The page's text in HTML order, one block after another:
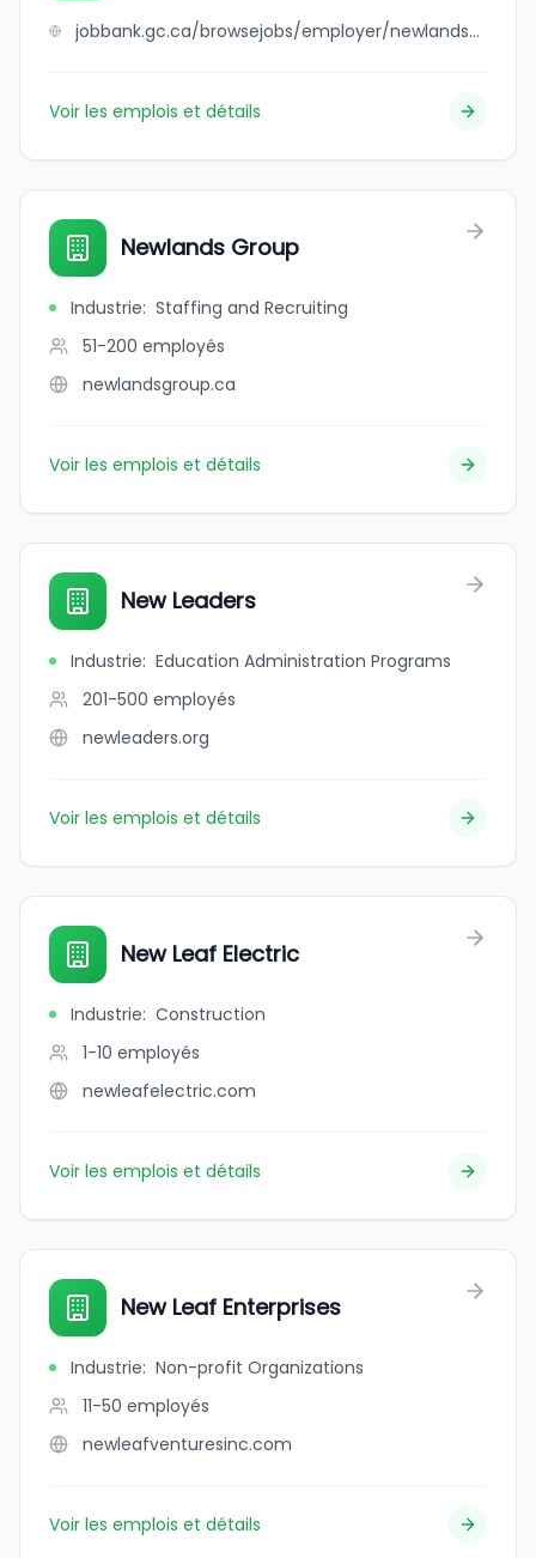
jobbank.gc.ca/browsejobs/employer/newlands+golf+%26+country+club/ca
Voir les emplois et détails
Newlands Group
Industrie: Staffing and Recruiting
51-200 employés
newlandsgroup.ca
Voir les emplois et détails
New Leaders
Industrie: Education Administration Programs
201-500 employés
newleaders.org
Voir les emplois et détails
New Leaf Electric
Industrie: Construction
1-10 employés
newleafelectric.com
Voir les emplois et détails
New Leaf Enterprises
Industrie: Non-profit Organizations
11-50 employés
newleafventuresinc.com
Voir les emplois et détails